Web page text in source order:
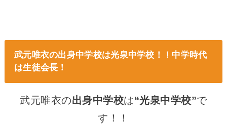
武元唯衣の出身中学校は光泉中学校！！中学時代
は生徒会長！
武元唯衣の出身中学校は“光泉中学校”で
す！！